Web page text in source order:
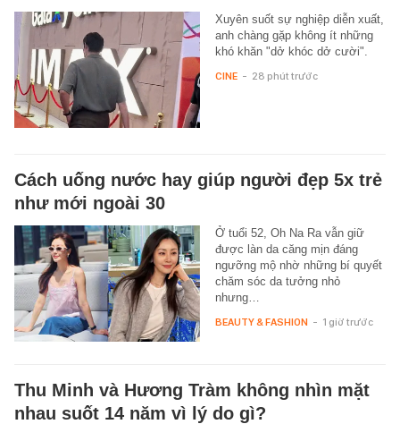
Xuyên suốt sự nghiệp diễn xuất,
anh chàng gặp không ít những
khó khăn "dở khóc dở cười".
CINE - 28 phút trước
Cách uống nước hay giúp người đẹp 5x trẻ
như mới ngoài 30
Ở tuổi 52, Oh Na Ra vẫn giữ
được làn da căng mịn đáng
ngưỡng mộ nhờ những bí quyết
chăm sóc da tưởng nhỏ
nhưng…
BEAUTY & FASHION - 1 giờ trước
Thu Minh và Hương Tràm không nhìn mặt
nhau suốt 14 năm vì lý do gì?